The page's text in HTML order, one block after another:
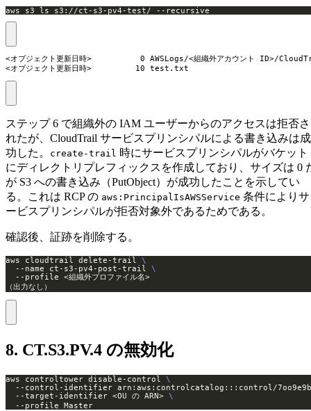
aws s3 ls s3://ct-s3-pv4-test/ --recursive
<オブジェクト更新日時>          0 AWSLogs/<組織外アカウント ID>/
<オブジェクト更新日時>         10 test.txt
ステップ 6 で組織外の IAM ユーザーからのアクセスは拒否さ
れたが、CloudTrail サービスプリンシパルによる書き込みは成
功した。
create-trail 時にサービスプリンシパルがバケット
にディレクトリプレフィックスを作成しており、サイズは 0
が S3 への書き込み（PutObject）が成功したことを示してい
る。これは RCP の aws:PrincipalIsAWSService 条件によりサ
ービスプリンシパルが拒否対象外であるためである。
確認後、証跡を削除する。
aws cloudtrail delete-trail
  --name ct-s3-pv4-post-trail
（出力なし）
8. CT.S3.PV.4 の無効化
aws controltower disable-control
--control-identifier arn:aws:controlcatalog:::control/
  --target-identifier <OU の ARN>
  --profile Master